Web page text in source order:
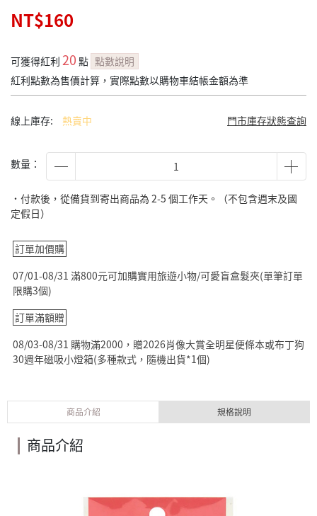
NT$160
可獲得紅利 20 點 點數說明
紅利點數為售價計算，實際點數以購物車結帳金額為準
線上庫存: 熱賣中 門市庫存狀態查詢
數量：
˙付款後，從備貨到寄出商品為 2-5 個工作天。（不包含週末及國
定假日）
訂單加價購
07/01-08/31 滿800元可加購實用旅遊小物/可愛盲盒髮夾(單筆訂單
限購3個)
訂單滿額贈
08/03-08/31 購物滿2000，贈2026肖像大賞全明星便條本或布丁狗
30週年磁吸小燈箱(多種款式，隨機出貨*1個)
商品介紹 規格說明
商品介紹